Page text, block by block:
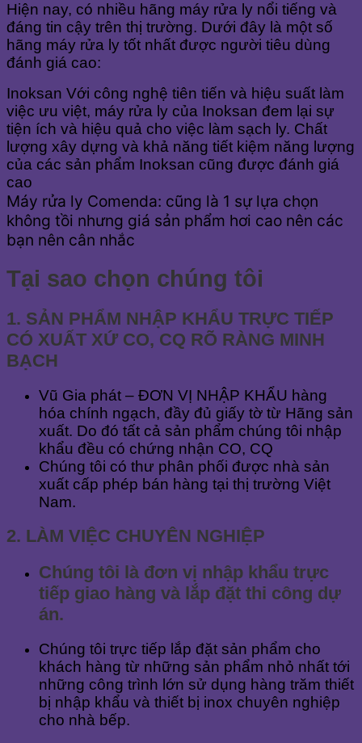
Hiện nay, có nhiều hãng máy rửa ly nổi tiếng và
đáng tin cậy trên thị trường. Dưới đây là một số
hãng máy rửa ly tốt nhất được người tiêu dùng
đánh giá cao:
Inoksan Với công nghệ tiên tiến và hiệu suất làm
việc ưu việt, máy rửa ly của Inoksan đem lại sự
tiện ích và hiệu quả cho việc làm sạch ly. Chất
lượng xây dựng và khả năng tiết kiệm năng lượng
của các sản phẩm Inoksan cũng được đánh giá
cao
Máy rửa ly Comenda: cũng là 1 sự lựa chọn
không tồi nhưng giá sản phẩm hơi cao nên các
bạn nên cân nhắc
Tại sao chọn chúng tôi
1. SẢN PHẨM NHẬP KHẨU TRỰC TIẾP
CÓ XUẤT XỨ CO, CQ RÕ RÀNG MINH
BẠCH
Vũ Gia phát – ĐƠN VỊ NHẬP KHẨU hàng
hóa chính ngạch, đầy đủ giấy tờ từ Hãng sản
xuất. Do đó tất cả sản phẩm chúng tôi nhập
khẩu đều có chứng nhận CO, CQ
Chúng tôi có thư phân phối được nhà sản
xuất cấp phép bán hàng tại thị trường Việt
Nam.
2. LÀM VIỆC CHUYÊN NGHIỆP
Chúng tôi là đơn vị nhập khẩu trực
tiếp giao hàng và lắp đặt thi công dự
án.
Chúng tôi trực tiếp lắp đặt sản phẩm cho
khách hàng từ những sản phẩm nhỏ nhất tới
những công trình lớn sử dụng hàng trăm thiết
bị nhập khẩu và thiết bị inox chuyên nghiệp
cho nhà bếp.